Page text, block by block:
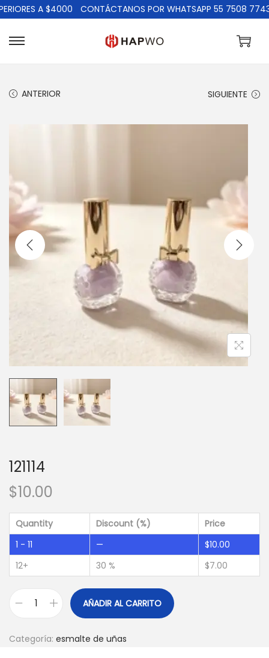
A $4000 CONTÁCTANOS POR WHATSAPP 55 7508 7743
ANTERIOR SIGUIENTE
121114
$10.00
Quantity Discount (%)
Price
1 - 11
— $10.00
12+
30 % $7.00
AÑADIR AL CARRITO
Categoría: esmalte de uñas